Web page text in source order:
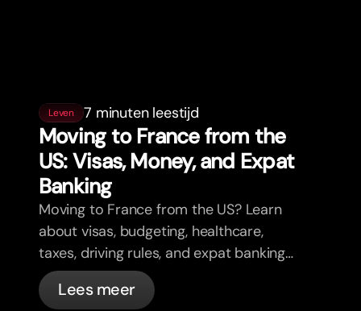
Leven 7 minuten leestijd
Moving to France from the
US: Visas, Money, and Expat
Banking
Moving to France from the US? Learn
about visas, budgeting, healthcare,
taxes, driving rules, and expat banking
in France with bunq.
Lees meer